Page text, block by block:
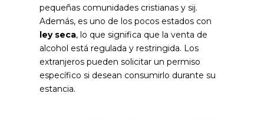
pequeñas comunidades cristianas y sij.
Además, es uno de los pocos estados con
ley seca, lo que significa que la venta de
alcohol está regulada y restringida. Los
extranjeros pueden solicitar un permiso
específico si desean consumirlo durante su
estancia.